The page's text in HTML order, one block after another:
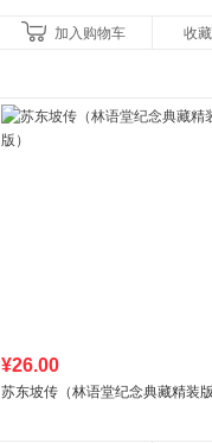
加入购物车 收藏
¥26.00
苏东坡传（林语堂纪念典藏精装